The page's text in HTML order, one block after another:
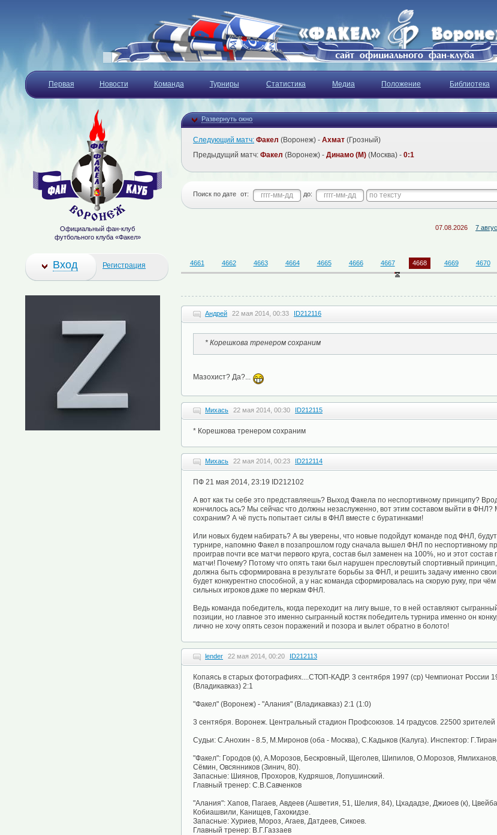
Первая Новости Команда Турниры Статистика Медиа Положение Библиотека
Развернуть окно
Следующий матч: Факел (Воронеж) - Ахмат (Грозный)
Предыдущий матч: Факел (Воронеж) - Динамо (М) (Москва) - 0:1
Поиск по дате от: до:
07.08.2026 7 августа -
4661 4662 4663 4664 4665 4666 4667 4668 4669 4670
Андрей 22 мая 2014, 00:33 ID212116
* Корешкова тренером сохраним
Мазохист? Да?...
Михась 22 мая 2014, 00:30 ID212115
* Корешкова тренером сохраним
Михась 22 мая 2014, 00:23 ID212114
ПФ 21 мая 2014, 23:19 ID212102
А вот как ты себе это представляешь? Выход Факела по неспортивному принципу?
кончилось ась? Мы сейчас что должны незаслуженно, вот этим составом выйти в
сохраним? А чё пусть попытает силы в ФНЛ вместе с буратинками!
Или новых будем набирать? А вы уверены, что новые подойдут команде под ФНЛ,
турнире, напомню Факел в позапрошлом году сначала вышел ФНЛ по неспортивному
проиграв почти все матчи первого круга, состав был заменен на 100%, но и этот
матчи! Почему? Потому что опять таки был нарушен пресловутый спортивный
должна быть сформирована в результате борьбы за ФНЛ, и решить задачу именно
будет конкурентно способной, а у нас команда сформировалась на скорую руку, при
сильных игроков даже по меркам ФНЛ.
Ведь команда победитель, когда переходит на лигу выше, то в ней оставляют
позиции, но главное это именно сыгранный костяк победитель турнира именно он
лично не хочу опять сезон поражений и позора и вылет обратно в болото!
lender 22 мая 2014, 00:20 ID212113
Копаясь в старых фотографиях....СТОП-КАДР. 3 сентября 1997 (ср) Чемпионат России
(Владикавказ) 2:1
"Факел" (Воронеж) - "Алания" (Владикавказ) 2:1 (1:0)
3 сентября. Воронеж. Центральный стадион Профсоюзов. 14 градусов. 22500
Судьи: С.Анохин - 8.5, М.Миронов (оба - Москва), С.Кадыков (Калуга). Инспектор:
"Факел": Городов (к), А.Морозов, Бескровный, Щеголев, Шипилов, О.Морозов,
Сёмин, Овсянников (Зинич, 80).
Запасные: Шиянов, Прохоров, Кудряшов, Лопушинский.
Главный тренер: С.В.Савченков
"Алания": Хапов, Пагаев, Авдеев (Ашветия, 51, Шелия, 84), Цхададзе, Джиоев (к),
Кобиашвили, Канищев, Гахокидзе.
Запасные: Хуриев, Мороз, Агаев, Датдеев, Сикоев.
Главный тренер: В.Г.Газзаев
Официальный фан-клуб
футбольного клуба «Факел»
Вход Регистрация